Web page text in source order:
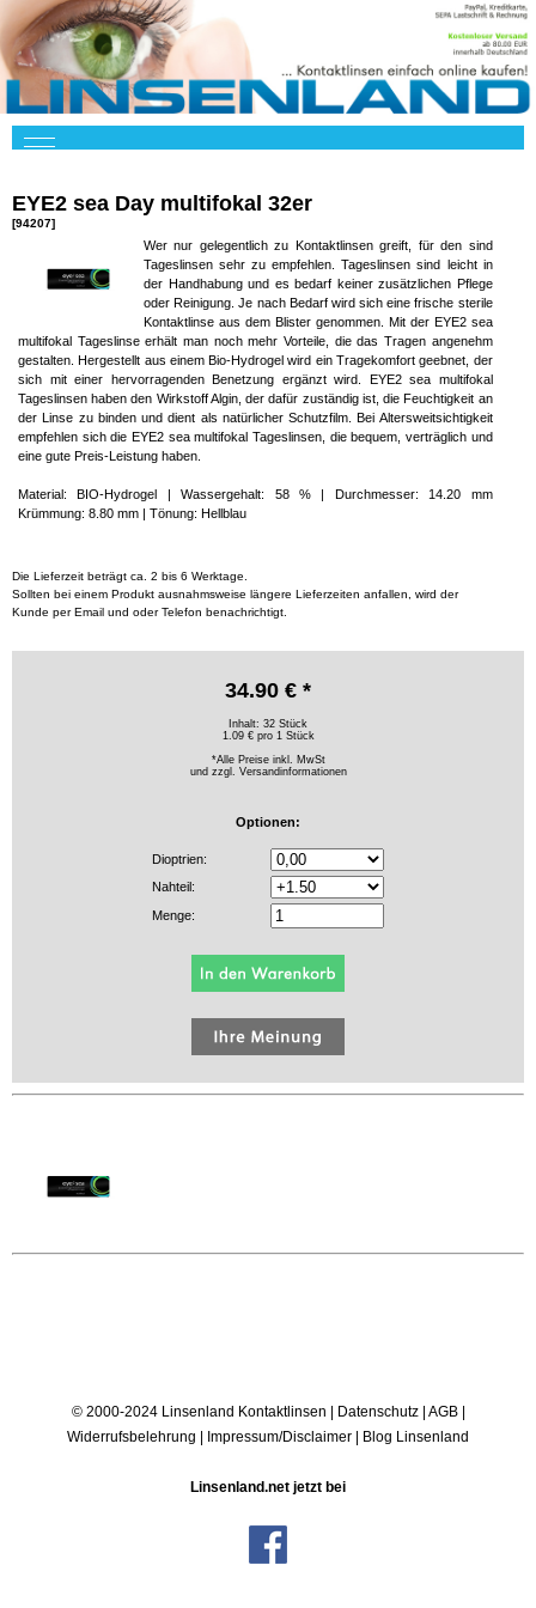
EYE2 sea Day multifokal 32er
[94207]
Wer nur gelegentlich zu Kontaktlinsen greift, für den sind
Tageslinsen sehr zu empfehlen. Tageslinsen sind leicht in
der Handhabung und es bedarf keiner zusätzlichen Pflege
oder Reinigung. Je nach Bedarf wird sich eine frische sterile
Kontaktlinse aus dem Blister genommen. Mit der EYE2 sea
multifokal Tageslinse erhält man noch mehr Vorteile, die das Tragen angenehm
gestalten. Hergestellt aus einem Bio-Hydrogel wird ein Tragekomfort geebnet, der
sich mit einer hervorragenden Benetzung ergänzt wird. EYE2 sea multifokal
Tageslinsen haben den Wirkstoff Algin, der dafür zuständig ist, die Feuchtigkeit an
der Linse zu binden und dient als natürlicher Schutzfilm. Bei Altersweitsichtigkeit
empfehlen sich die EYE2 sea multifokal Tageslinsen, die bequem, verträglich und
eine gute Preis-Leistung haben.
Material: BIO-Hydrogel | Wassergehalt: 58 % | Durchmesser: 14.20 mm
Krümmung: 8.80 mm | Tönung: Hellblau
Die Lieferzeit beträgt ca. 2 bis 6 Werktage.
Sollten bei einem Produkt ausnahmsweise längere Lieferzeiten anfallen, wird der
Kunde per Email und oder Telefon benachrichtigt.
34.90 € *
Inhalt: 32 Stück
1.09 € pro 1 Stück
*Alle Preise inkl. MwSt
und zzgl. Versandinformationen
Optionen:
Dioptrien:
Nahteil:
Menge:
© 2000-2024 Linsenland Kontaktlinsen | Datenschutz| AGB|
Widerrufsbelehrung | Impressum/Disclaimer | Blog Linsenland
Linsenland.net jetzt bei